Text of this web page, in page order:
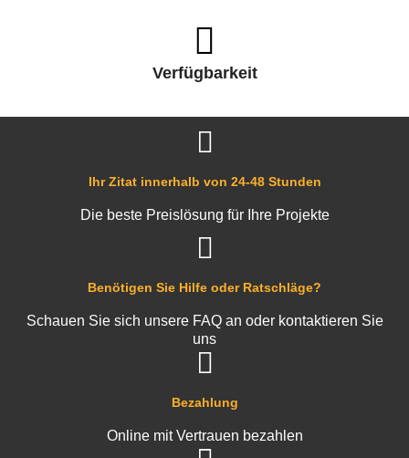
Verfügbarkeit
Bezahlung
Online mit Vertrauen bezahlen
Benötigen Sie Hilfe oder Ratschläge?
Schauen Sie sich unsere FAQ an oder kontaktieren Sie
uns
Ihr Zitat innerhalb von 24-48 Stunden
Die beste Preislösung für Ihre Projekte